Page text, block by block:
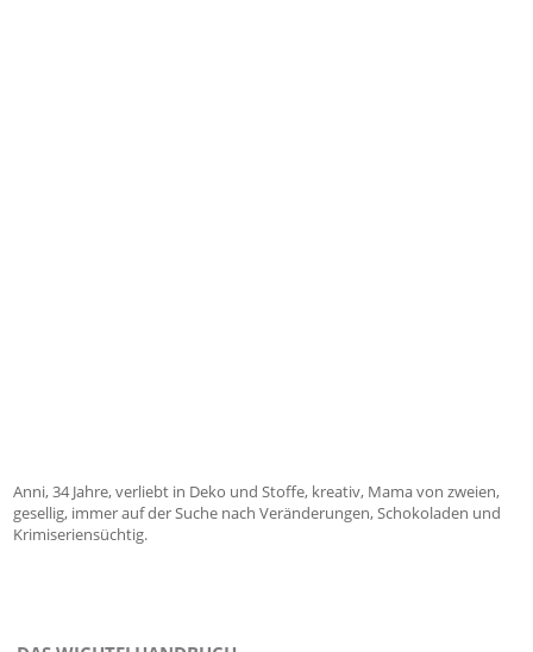
Anni, 34 Jahre, verliebt in Deko und Stoffe, kreativ, Mama von zweien,
gesellig, immer auf der Suche nach Veränderungen, Schokoladen und
Krimiseriensüchtig.